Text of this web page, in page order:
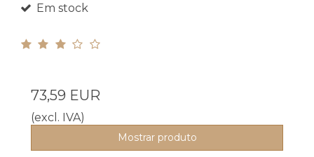
Em stock
73,59 EUR
(excl. IVA)
Mostrar produto